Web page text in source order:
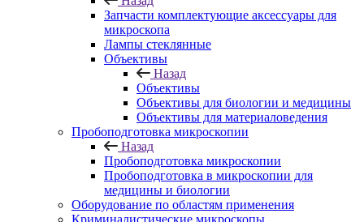
Запчасти комплектующие аксессуары для
микроскопа
Лампы стеклянные
Объективы
Назад
Объективы
Объективы для биологии и медицины
Объективы для материаловедения
Пробоподготовка микроскопии
Назад
Пробоподготовка микроскопии
Пробоподготовка в микроскопии для
медицины и биологии
Оборудование по областям применения
Криминалистические микроскопы